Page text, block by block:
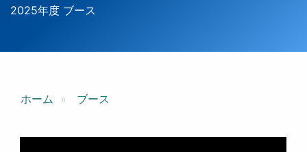
2025年度 ブース
ホーム ブース